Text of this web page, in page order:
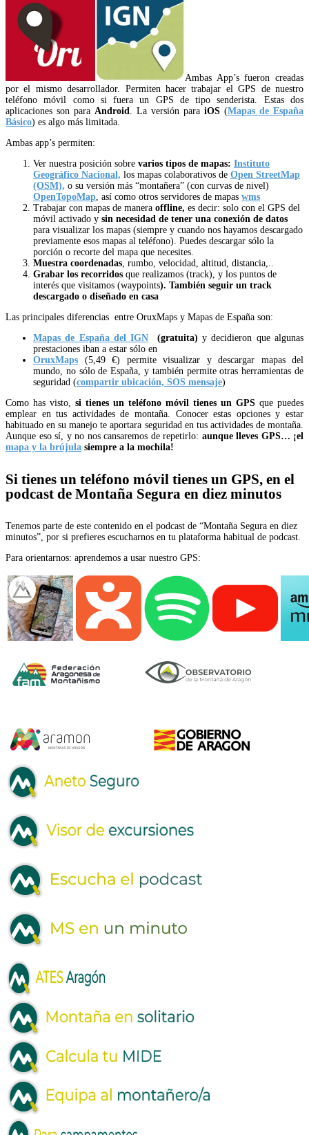
Ambas App’s fueron creadas
por el mismo desarrollador. Permiten hacer trabajar el GPS de nuestro
teléfono móvil como si fuera un GPS de tipo senderista. Estas dos
aplicaciones son para Android . La versión para iOS (Mapas de España
Básico) es algo más limitada.
Ambas app’s permiten:
Ver nuestra posición sobre varios tipos de mapas: Instituto
Geográfico Nacional, los mapas colaborativos de Open StreetMap
(OSM), o su versión más “montañera” (con curvas de nivel)
OpenTopoMap , así como otros servidores de mapas wms
Trabajar con mapas de manera offline, es decir: solo con el GPS del
móvil activado y sin necesidad de tener una conexión de datos
para visualizar los mapas (siempre y cuando nos hayamos descargado
previamente esos mapas al teléfono). Puedes descargar sólo la
porción o recorte del mapa que necesites.
Muestra coordenadas , rumbo, velocidad, altitud, distancia,..
Grabar los recorridos que realizamos (track), y los puntos de
interés que visitamos (waypoints). También seguir un track
descargado o diseñado en casa
Las principales diferencias entre OruxMaps y Mapas de España son:
Mapas de España del IGN (gratuita)y decidieron que algunas
prestaciones iban a estar sólo en
OruxMaps (5,49 €) permite visualizar y descargar mapas del
mundo, no sólo de España, y también permite otras herramientas de
seguridad (compartir ubicación, SOS mensaje)
Como has visto, si tienes un teléfono móvil tienes un GPS que puedes
emplear en tus actividades de montaña. Conocer estas opciones y estar
habituado en su manejo te aportara seguridad en tus actividades de montaña.
Aunque eso sí, y no nos cansaremos de repetirlo: aunque lleves GPS… ¡el
mapa y la brújula siempre a la mochila!
Si tienes un teléfono móvil tienes un GPS, en el
podcast de Montaña Segura en diez minutos
Tenemos parte de este contenido en el podcast de “Montaña Segura en diez
minutos”, por si prefieres escucharnos en tu plataforma habitual de podcast.
Para orientarnos: aprendemos a usar nuestro GPS: